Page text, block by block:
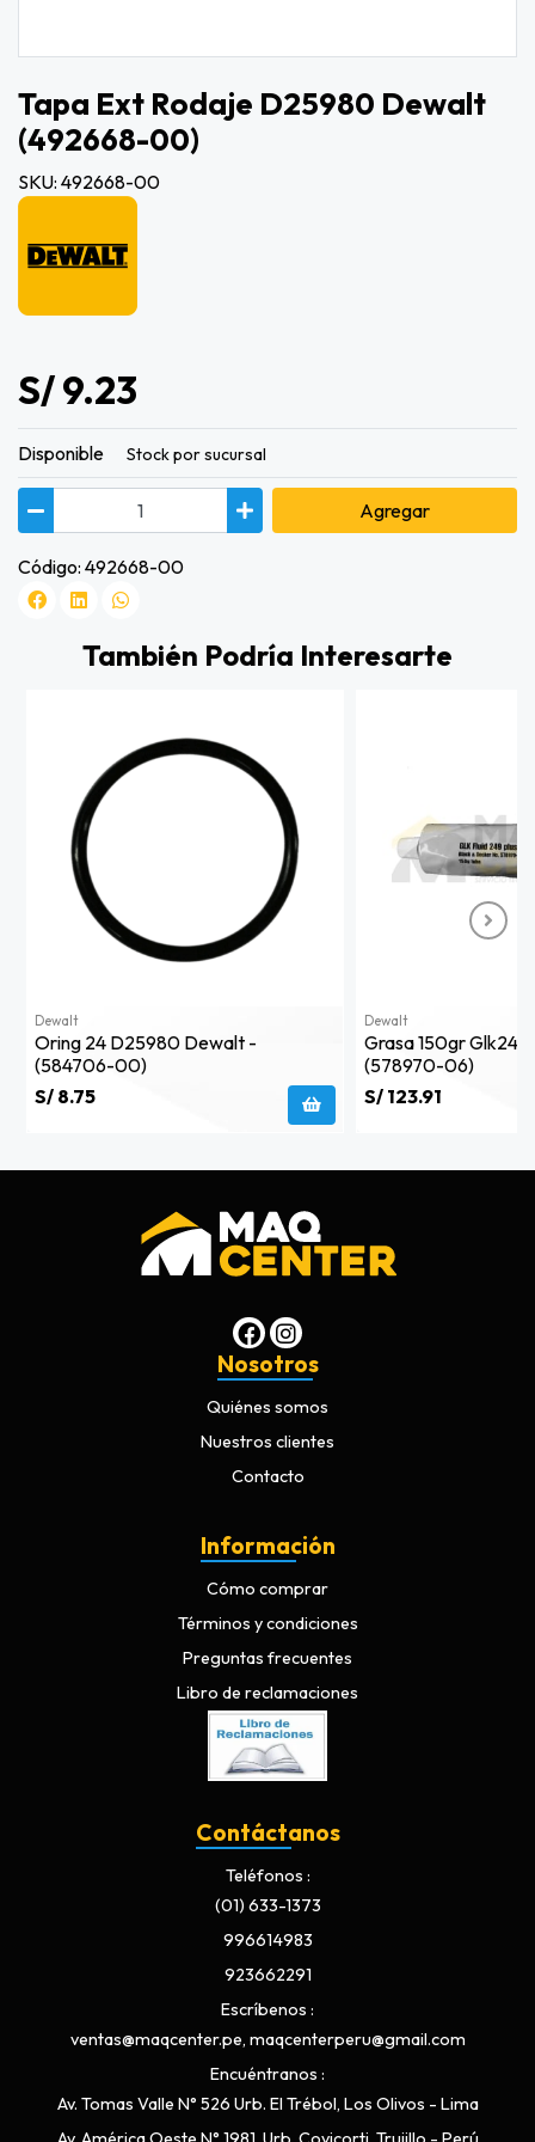
Tapa Ext Rodaje D25980 Dewalt
(492668-00)
SKU: 492668-00
S/ 9.23
Disponible Stock por sucursal
Agregar
Código: 492668-00
También Podría Interesarte
Dewalt
Oring 24 D25980 Dewalt -
(584706-00)
S/ 8.75
Dewalt
Grasa 150gr
(578970-06)
S/ 123.91
Nosotros
Quiénes somos
Nuestros clientes
Contacto
Información
Cómo comprar
Términos y condiciones
Preguntas frecuentes
Libro de reclamaciones
Contáctanos
Teléfonos
(01) 633-1373
996614983
923662291
Escríbenos
ventas@maqcenter.pe, maqcenterperu@gmail.com
Encuéntranos
Av. Tomas Valle N° 526 Urb. El Trébol, Los Olivos - Lima